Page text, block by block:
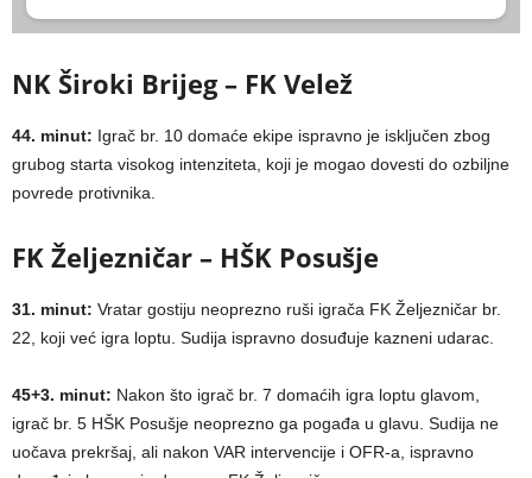
NK Široki Brijeg – FK Velež
44. minut: Igrač br. 10 domaće ekipe ispravno je isključen zbog
grubog starta visokog intenziteta, koji je mogao dovesti do ozbiljne
povrede protivnika.
FK Željezničar – HŠK Posušje
31. minut: Vratar gostiju neoprezno ruši igrača FK Željezničar br.
22, koji već igra loptu. Sudija ispravno dosuđuje kazneni udarac.
45+3. minut: Nakon što igrač br. 7 domaćih igra loptu glavom,
igrač br. 5 HŠK Posušje neoprezno ga pogađa u glavu. Sudija ne
uočava prekršaj, ali nakon VAR intervencije i OFR-a, ispravno